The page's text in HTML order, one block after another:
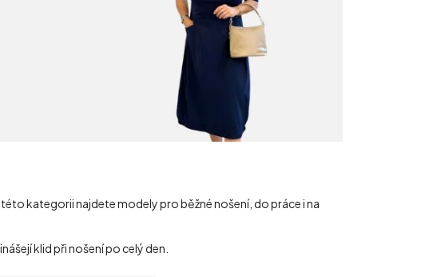
kategorii najdete modely pro běžné nošení, do práce i na
klid při nošení po celý den.